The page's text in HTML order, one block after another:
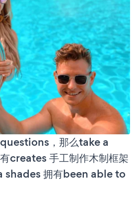
，那么take a
creates 手工制作木制框架
shades 拥有been able to